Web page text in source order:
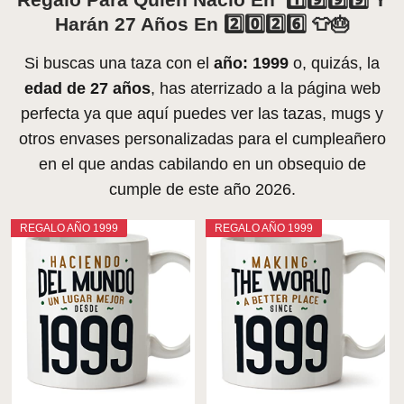
Harán 27 Años En 2️⃣0️⃣2️⃣6️⃣ 👕🎂
Si buscas una taza con el año: 1999 o, quizás, la
edad de 27 años, has aterrizado a la página web
perfecta ya que aquí puedes ver las tazas, mugs y
otros envases personalizadas para el cumpleañero
en el que andas cabilando en un obsequio de
cumple de este año 2026.
REGALO AÑO 1999 REGALO AÑO 1999